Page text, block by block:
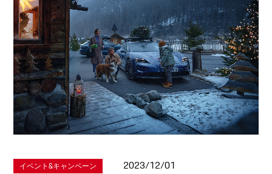
イベント&キャンペーン 2023/12/01